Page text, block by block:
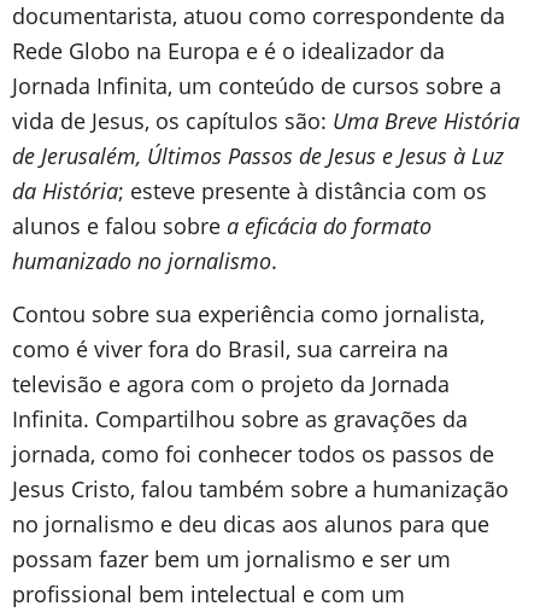
documentarista, atuou como correspondente da
Rede Globo na Europa e é o idealizador da
Jornada Infinita, um conteúdo de cursos sobre a
vida de Jesus, os capítulos são: Uma Breve História
de Jerusalém, Últimos Passos de Jesus e Jesus à Luz
da História; esteve presente à distância com os
alunos e falou sobre a eficácia do formato
humanizado no jornalismo.
Contou sobre sua experiência como jornalista,
como é viver fora do Brasil, sua carreira na
televisão e agora com o projeto da Jornada
Infinita. Compartilhou sobre as gravações da
jornada, como foi conhecer todos os passos de
Jesus Cristo, falou também sobre a humanização
no jornalismo e deu dicas aos alunos para que
possam fazer bem um jornalismo e ser um
profissional bem intelectual e com um